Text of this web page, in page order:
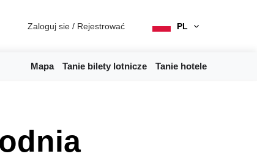
Zaloguj sie / Rejestrować PL
Mapa Tanie bilety lotnicze Tanie hotele